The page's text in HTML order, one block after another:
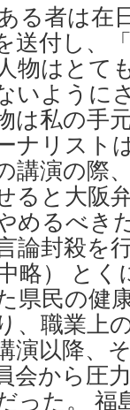
ある者は
送付し、
物はとて
いように
は私の手
ナリスト
講演の際
ると大阪
めるべき
論封殺を
略） と
県民の健
、職業上
演以降、
会から圧
った。 福